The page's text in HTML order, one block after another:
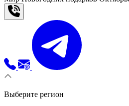
Выберите регион